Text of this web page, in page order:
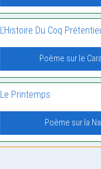
L’Histoire Du Coq
Poème sur le
Le Printemps
Poème sur la